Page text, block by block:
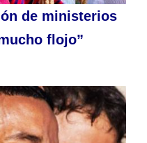
de ministerios
flojo”